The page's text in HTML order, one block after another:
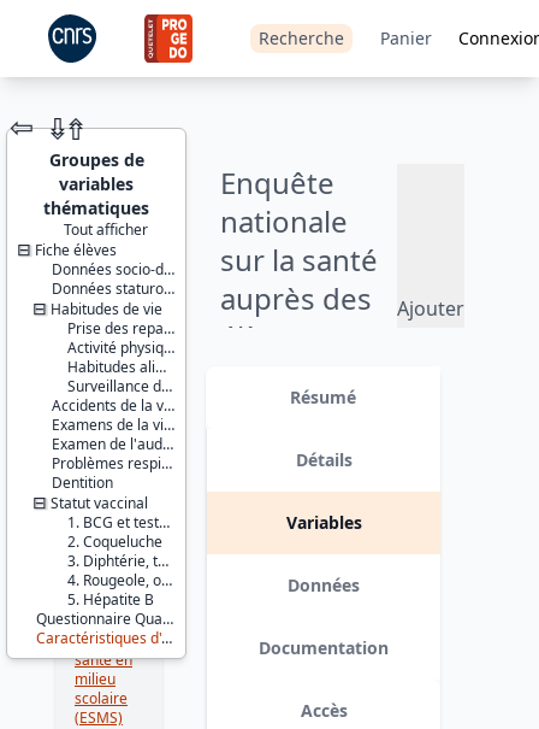
Recherche Panier
JEU DE
DONNÉES
Enquête
nationale
sur la santé
auprès des
élèves
classe de
3ème -
2003-2004
Ajouter
Version 1 date : 2014-11-03
⇦ ⇮⇮
Groupes de
variables
thématiques
Tout afficher
Fiche élèves
Données socio-démographiques
Données staturo-pondérales
Habitudes de vie
Prise des repas à midi
Activité physique
Habitudes alimentaires
Surveillance du poids
Accidents de la vie courante
Examens de la vision
Examen de l'audition
Problèmes respiratoires
Dentition
Statut vaccinal
1. BCG et tests tuberculiniques post-vaccinaux
2. Coqueluche
3. Diphtérie, tétanos, poliomyélite
4. Rougeole, oreillons, rubéole
5. Hépatite B
Questionnaire Qualité de vie
Caractéristiques d'enquête
Identifiants :
lil-0899
doi:10.13144/lil-
0899
Thèmes :
Santé et
protection
sociale
Éducation
et
formation
Série :
Enquêtes
santé en
milieu
scolaire
(ESMS)
Résumé
Détails
Variables
Données
Documentation
Accès